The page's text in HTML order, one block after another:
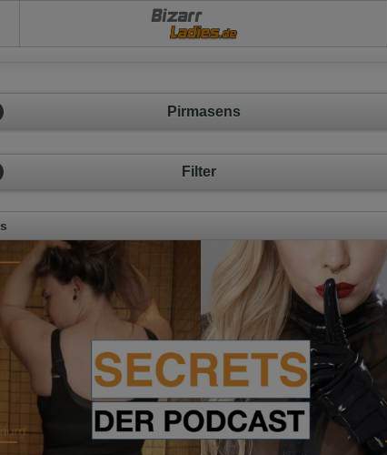
Bizarr
Pirmasens
Filter